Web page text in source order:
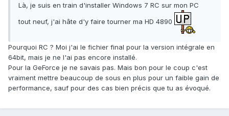
Là, je suis en train d'installer Windows 7 RC sur mon PC
tout neuf, j'ai hâte d'y faire tourner ma HD 4890
Pourquoi RC ? Moi j'ai le fichier final pour la version intégrale en
64bit, mais je ne l'ai pas encore installé.
Pour la GeForce je ne savais pas. Mais bon pour le coup c'est
vraiment mettre beaucoup de sous en plus pour un faible gain de
performance, sauf pour des cas bien précis que tu as évoqué.